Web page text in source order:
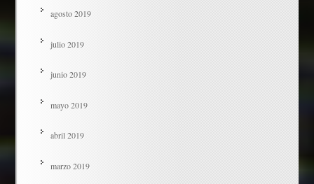
agosto 2019
julio 2019
junio 2019
mayo 2019
abril 2019
marzo 2019